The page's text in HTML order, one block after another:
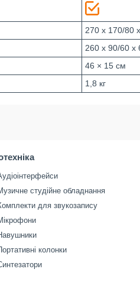
270 x 170/80
260 x 90/60 x
46 × 15 см
1,8 кг
студійне обладнання
для звукозапису
колонки